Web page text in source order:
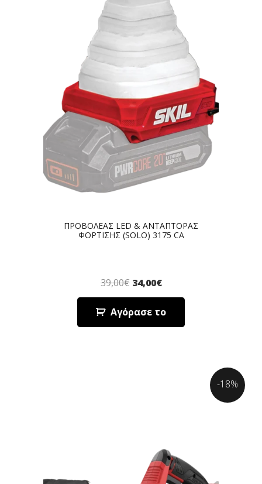
ΠΡΟΒΟΛΕΑΣ LED & ΑΝΤΑΠΤΟΡΑΣ
ΦΟΡΤΙΣΗΣ (SOLO) 3175 CA
39,00€ 34,00€
Αγόρασε το
-18%